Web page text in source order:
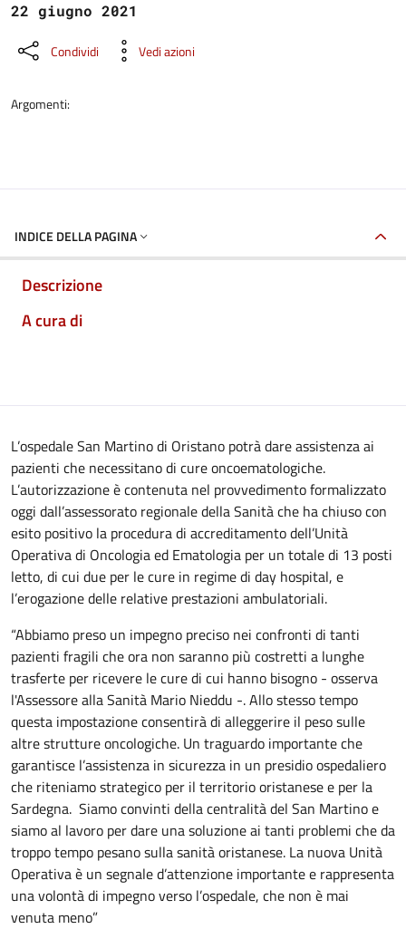
22 giugno 2021
Condividi Vedi azioni
Argomenti:
INDICE DELLA PAGINA
Descrizione
A cura di
L’ospedale San Martino di Oristano potrà dare assistenza ai
pazienti che necessitano di cure oncoematologiche.
L’autorizzazione è contenuta nel provvedimento formalizzato
oggi dall’assessorato regionale della Sanità che ha chiuso con
esito positivo la procedura di accreditamento dell’Unità
Operativa di Oncologia ed Ematologia per un totale di 13 posti
letto, di cui due per le cure in regime di day hospital, e
l’erogazione delle relative prestazioni ambulatoriali.
“Abbiamo preso un impegno preciso nei confronti di tanti
pazienti fragili che ora non saranno più costretti a lunghe
trasferte per ricevere le cure di cui hanno bisogno - osserva
l'Assessore alla Sanità Mario Nieddu -. Allo stesso tempo
questa impostazione consentirà di alleggerire il peso sulle
altre strutture oncologiche. Un traguardo importante che
garantisce l’assistenza in sicurezza in un presidio ospedaliero
che riteniamo strategico per il territorio oristanese e per la
Sardegna. Siamo convinti della centralità del San Martino e
siamo al lavoro per dare una soluzione ai tanti problemi che da
troppo tempo pesano sulla sanità oristanese. La nuova Unità
Operativa è un segnale d’attenzione importante e rappresenta
una volontà di impegno verso l’ospedale, che non è mai
venuta meno”